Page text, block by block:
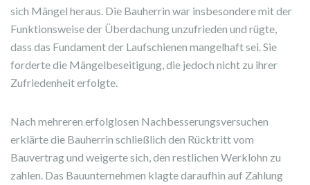
sich Mängel heraus. Die Bauherrin war insbesondere mit der
Funktionsweise der Überdachung unzufrieden und rügte,
dass das Fundament der Laufschienen mangelhaft sei. Sie
forderte die Mängelbeseitigung, die jedoch nicht zu ihrer
Zufriedenheit erfolgte.
Nach mehreren erfolglosen Nachbesserungsversuchen
erklärte die Bauherrin schließlich den Rücktritt vom
Bauvertrag und weigerte sich, den restlichen Werklohn zu
zahlen. Das Bauunternehmen klagte daraufhin auf Zahlung